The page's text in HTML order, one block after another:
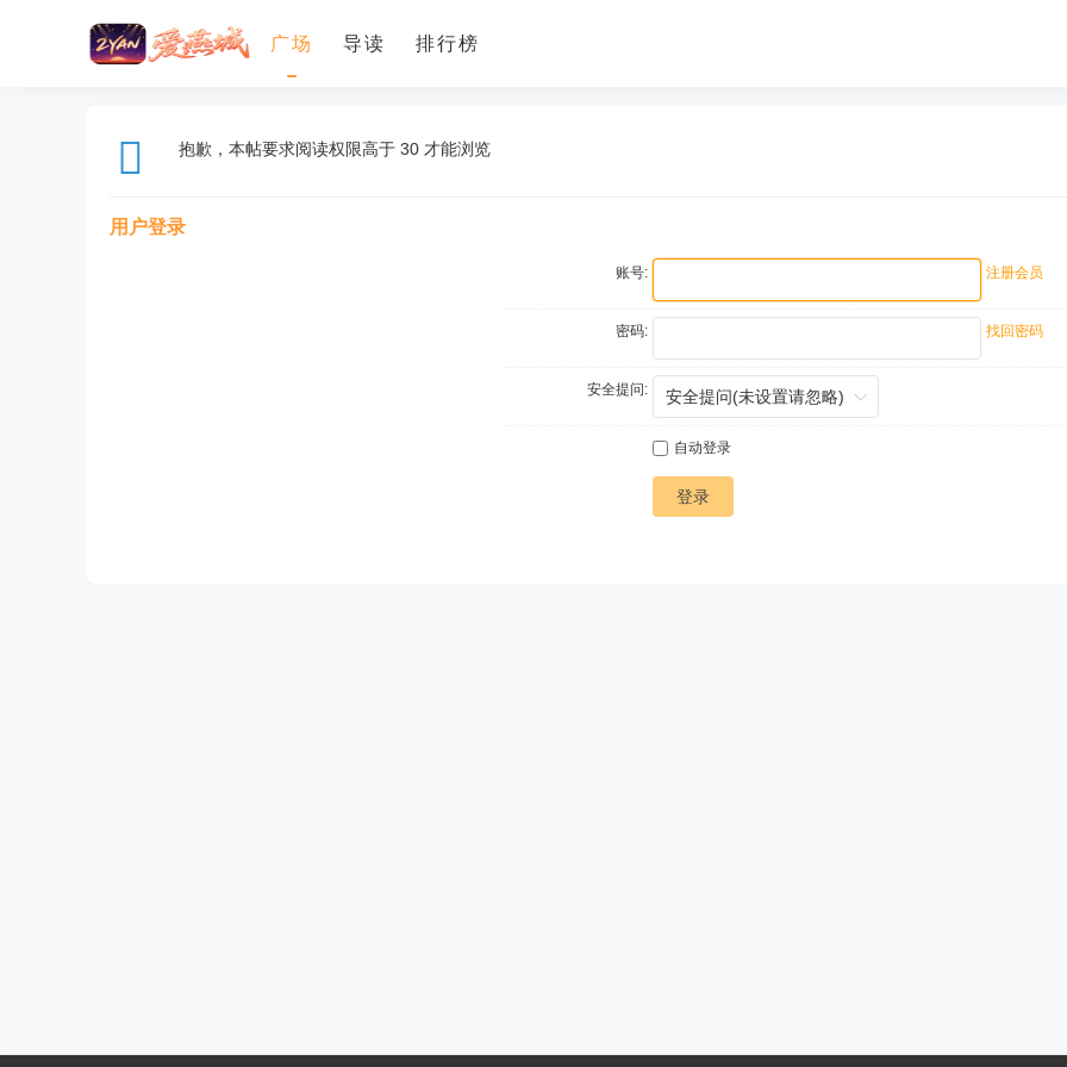
广场 导读 排行榜
抱歉，本帖要求阅读权限高于 30 才能浏览
用户登录
账号: 注册会员
密码: 找回密码
安全提问:
自动登录
登录